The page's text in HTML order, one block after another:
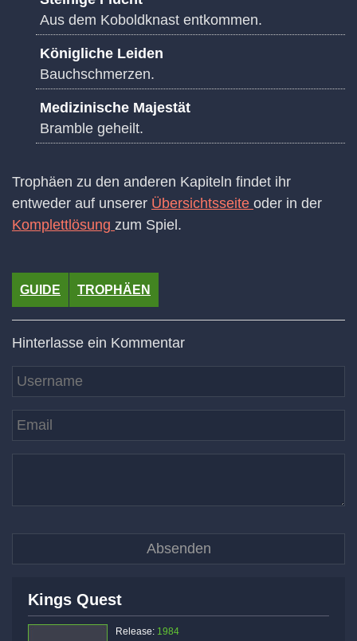
Aus dem Koboldknast entkommen.
Königliche Leiden
Bauchschmerzen.
Medizinische Majestät
Bramble geheilt.
Trophäen zu den anderen Kapiteln findet ihr
entweder auf unserer Übersichtsseite oder in der
Komplettlösung zum Spiel.
GUIDE TROPHÄEN
Hinterlasse ein Kommentar
Kings Quest
Release: 1984